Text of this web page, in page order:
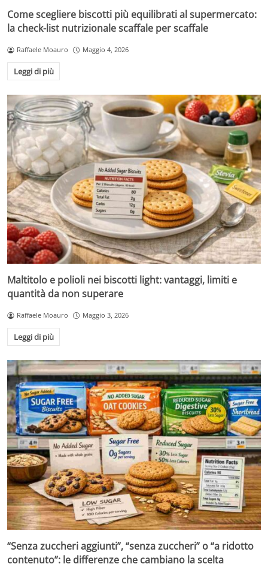
Come scegliere biscotti più equilibrati al supermercato:
la check-list nutrizionale scaffale per scaffale
Raffaele Moauro Maggio 4, 2026
Leggi di più
Maltitolo e polioli nei biscotti light: vantaggi, limiti e
quantità da non superare
Raffaele Moauro Maggio 3, 2026
Leggi di più
“Senza zuccheri aggiunti”, “senza zuccheri” o “a ridotto
contenuto”: le differenze che cambiano la scelta